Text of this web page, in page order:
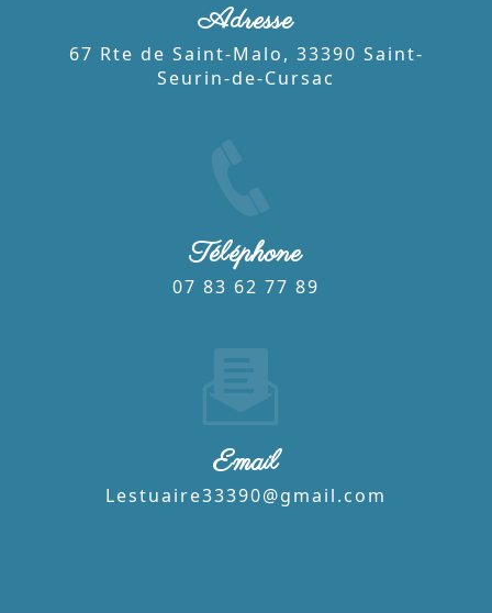
Adresse
67 Rte de Saint-Malo, 33390 Saint-
Seurin-de-Cursac
Téléphone
07 83 62 77 89
Email
lestuaire33390@gmail.com